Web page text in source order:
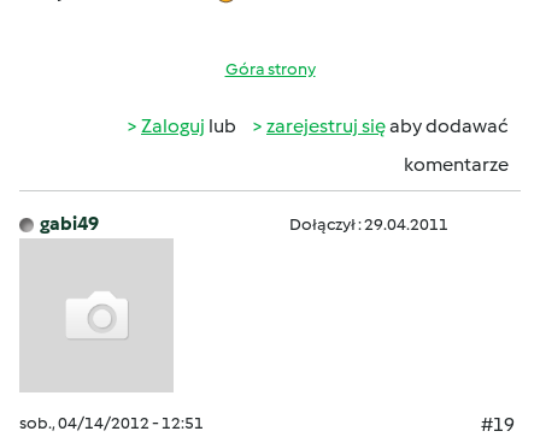
Góra strony
Zaloguj lub zarejestruj sięaby dodawać
komentarze
gabi49 Dołączył : 29.04.2011
sob., 04/14/2012 - 12:51
#19